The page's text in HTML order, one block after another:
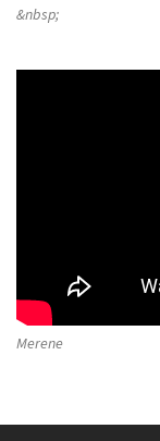
&nbsp;
Merene